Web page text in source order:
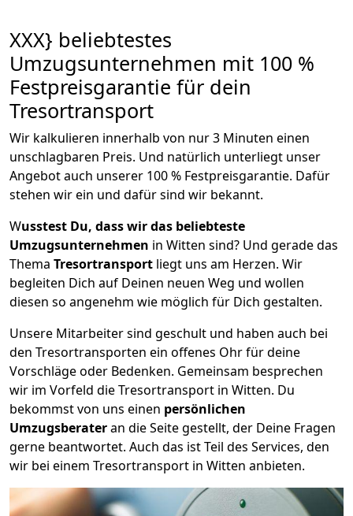
XXX} beliebtestes
Umzugsunternehmen mit 100 %
Festpreisgarantie für dein
Tresortransport
Wir kalkulieren innerhalb von nur 3 Minuten einen
unschlagbaren Preis. Und natürlich unterliegt unser
Angebot auch unserer 100 % Festpreisgarantie. Dafür
stehen wir ein und dafür sind wir bekannt.
Wusstest Du, dass wir das beliebteste
Umzugsunternehmen in Witten sind? Und gerade das
Thema Tresortransport liegt uns am Herzen. Wir
begleiten Dich auf Deinen neuen Weg und wollen
diesen so angenehm wie möglich für Dich gestalten.
Unsere Mitarbeiter sind geschult und haben auch bei
den Tresortransporten ein offenes Ohr für deine
Vorschläge oder Bedenken. Gemeinsam besprechen
wir im Vorfeld die Tresortransport in Witten. Du
bekommst von uns einen persönlichen
Umzugsberateran die Seite gestellt, der Deine Fragen
gerne beantwortet. Auch das ist Teil des Services, den
wir bei einem Tresortransport in Witten anbieten.